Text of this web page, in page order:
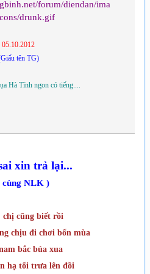
05.10.2012
tên TG)
Hà Tĩnh ngon có tiếng....
xin trả lại...
cùng NLK )
chị cũng biết rồi
chịu đi chơi bốn mùa
bắc búa xua
hạ tối trư­a lên đồi